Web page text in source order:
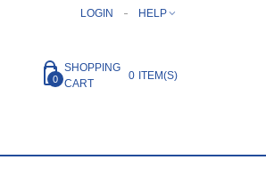
LOGIN HELP
0
SHOPPING
CART
0 ITEM(S)